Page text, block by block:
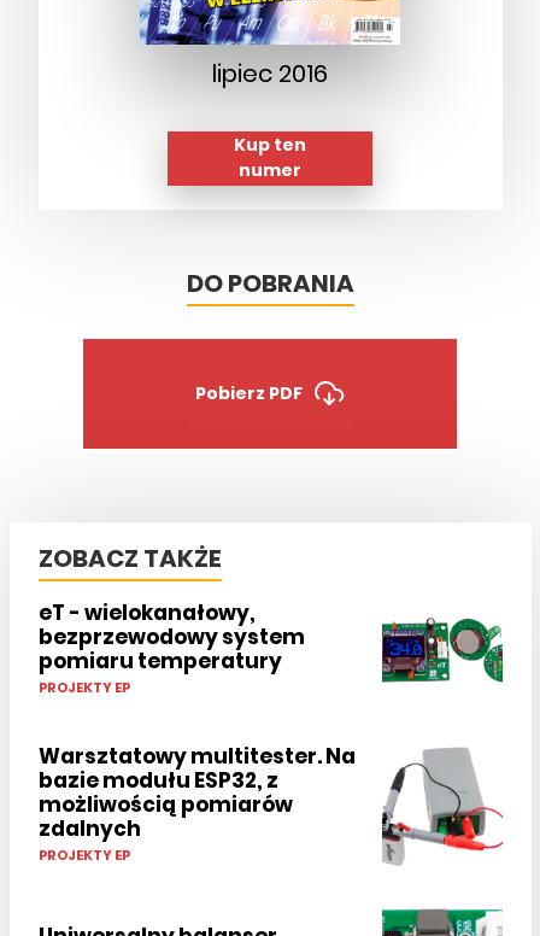
lipiec 2016
Kup ten
numer
DO POBRANIA
Pobierz PDF
ZOBACZ TAKŻE
eT - wielokanałowy,
bezprzewodowy system
pomiaru temperatury
PROJEKTY EP
Warsztatowy multitester. Na
bazie modułu ESP32, z
możliwością pomiarów
zdalnych
PROJEKTY EP